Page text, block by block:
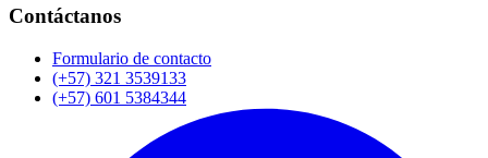
Contáctanos
Formulario de contacto
(+57) 321 3539133
(+57) 601 5384344